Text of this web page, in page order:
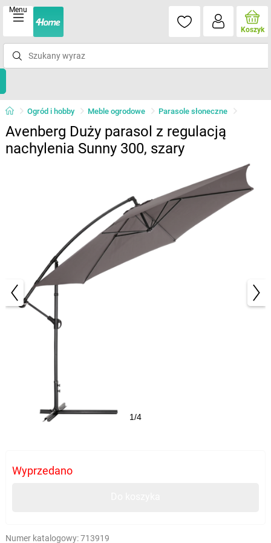
Menu
Koszyk
Ogród i hobby Meble ogrodowe Parasole słoneczne
Avenberg Duży parasol z regulacją
nachylenia Sunny 300, szary
1/4
Wyprzedano
Numer katalogowy:713919